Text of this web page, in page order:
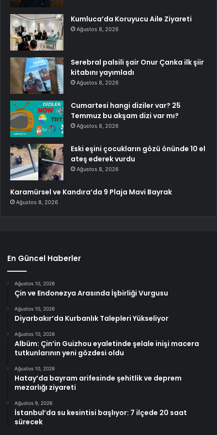
Kumluca’da Koruyucu Aile Ziyareti
Ağustos 8, 2026
Serebral palsili şair Onur Çanka ilk şiir
kitabını yayımladı
Ağustos 8, 2026
Cumartesi hangi diziler var? 25
Temmuz bu akşam dizi var mı?
Ağustos 8, 2026
Eski eşini çocukların gözü önünde 10 el
ateş ederek vurdu
Ağustos 8, 2026
Karamürsel ve Kandıra’da 9 Plaja Mavi Bayrak
Ağustos 8, 2026
En Güncel Haberler
Ağustos 10, 2026
Çin ve Endonezya Arasında İşbirliği Vurgusu
Ağustos 10, 2026
Diyarbakır’da Kurbanlık Talepleri Yükseliyor
Ağustos 10, 2026
Albüm: Çin’in Guizhou eyaletinde şelale inişi macera
tutkunlarının yeni gözdesi oldu
Ağustos 10, 2026
Hatay’da bayram arifesinde şehitlik ve deprem
mezarlığı ziyareti
Ağustos 9, 2026
İstanbul’da su kesintisi başlıyor: 7 ilçede 20 saat
sürecek